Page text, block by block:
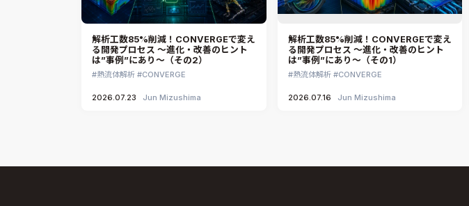
解析工数85%削減！CONVERGEで変え
る開発プロセス ～進化・改善のヒント
は”事例”にあり～（その2）
熱流体解析 CONVERGE
2026.07.23 Jun Mizushima
解析工数85%削減！CONVERGEで変え
る開発プロセス ～進化・改善のヒント
は”事例”にあり～（その1）
熱流体解析 CONVERGE
2026.07.16 Jun Mizushima